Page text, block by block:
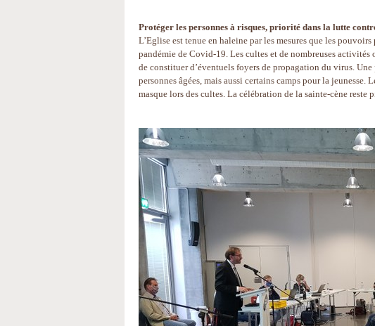
Protéger les personnes à risques, priorité dans la lutte
L’Eglise est tenue en haleine par les mesures que les
pandémie de Covid-19. Les cultes et de nombreuses
de constituer d’éventuels foyers de propagation du virus.
personnes âgées, mais aussi certains camps pour la
masque lors des cultes. La célébration de la sainte-cène reste